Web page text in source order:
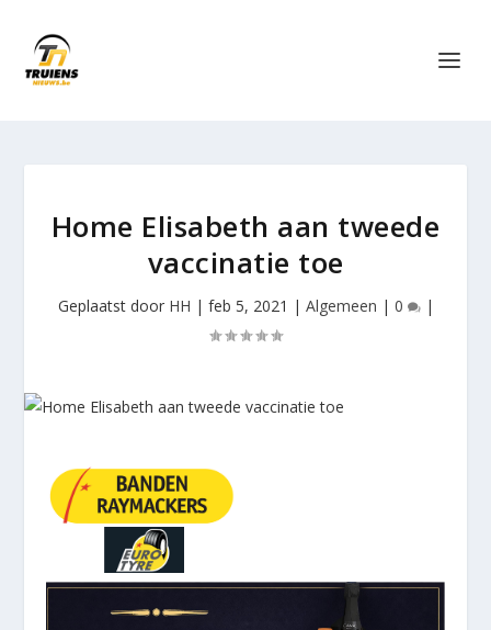
Home Elisabeth aan tweede
vaccinatie toe
Geplaatst door HH | feb 5, 2021 | Algemeen | 0 |